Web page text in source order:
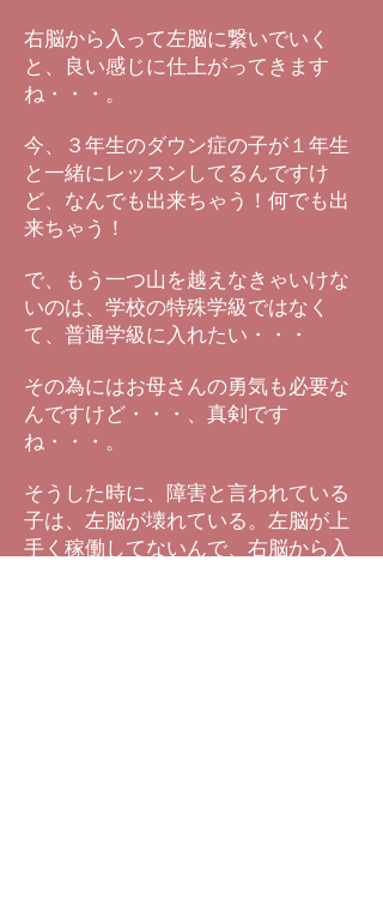
右脳から入って左脳に繋いでいく
と、良い感じに仕上がってきます
ね・・・。
今、３年生のダウン症の子が１年生
と一緒にレッスンしてるんですけ
ど、なんでも出来ちゃう！何でも出
来ちゃう！
で、もう一つ山を越えなきゃいけな
いのは、学校の特殊学級ではなく
て、普通学級に入れたい・・・
その為にはお母さんの勇気も必要な
んですけど・・・、真剣です
ね・・・。
そうした時に、障害と言われている
子は、左脳が壊れている。左脳が上
手く稼働してないんで、右脳から入